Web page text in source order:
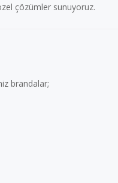
çözümler sunuyoruz.
brandalar;